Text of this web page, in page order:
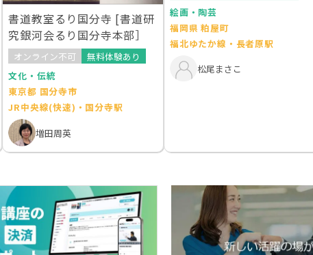
書道教室るり国分寺 [書道研
究銀河会るり国分寺本部］
オンライン不可
無料体験あり
文化・伝統
東京都 国分寺市
JR中央線(快速)・国分寺駅
増田周英
絵画・陶芸
福岡県 粕屋町
福北ゆたか線・長者原駅
松尾まさこ